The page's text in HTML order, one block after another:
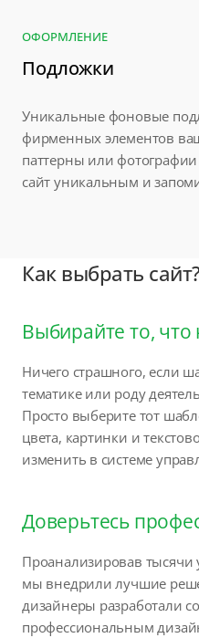
ОФОРМЛЕНИЕ
Подложки
Уникальные фоновые
фирменных элементов
паттерны или
сайт уникальным и
Как выбрать
Выбирайте то, что
Ничего страшного, если
тематике или роду
Просто выберите тот
цвета, картинки и
изменить в системе
Доверьтесь
Проанализировав
мы внедрили лучшие
дизайнеры разработали
профессиональным